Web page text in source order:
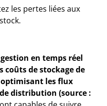
les pertes liées aux
en temps réel
coûts de stockage de
optimisant les flux
distribution (source :